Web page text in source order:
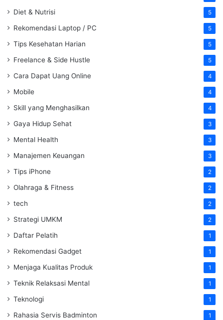
Diet & Nutrisi 5
Rekomendasi Laptop / PC 5
Tips Kesehatan Harian 5
Freelance & Side Hustle 5
Cara Dapat Uang Online 4
Mobile 4
Skill yang Menghasilkan 4
Gaya Hidup Sehat 3
Mental Health 3
Manajemen Keuangan 3
Tips iPhone 2
Olahraga & Fitness 2
tech 2
Strategi UMKM 2
Daftar Pelatih 1
Rekomendasi Gadget 1
Menjaga Kualitas Produk 1
Teknik Relaksasi Mental 1
Teknologi 1
Rahasia Servis Badminton 1